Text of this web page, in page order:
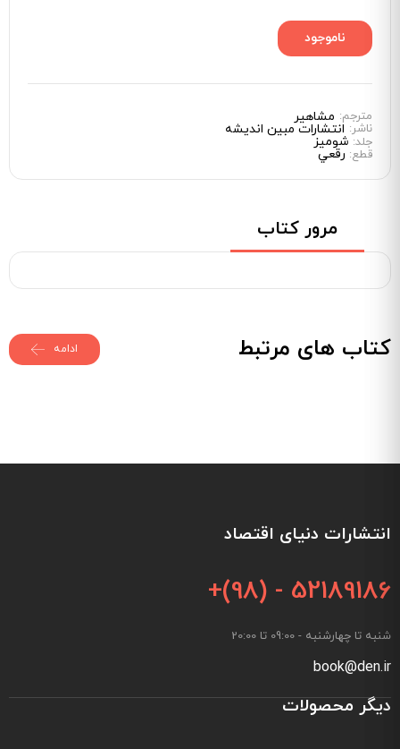
مترجم: مشاهیر
ناشر: انتشارات مبین اندیشه
جلد: شوميز
قطع: رقعي
مرور کتاب
کتاب های مرتبط ادامه
انتشارات دنیای اقتصاد
+(98) - 52189186
شنبه تا چهارشنبه - 09:00 تا 20:00
book@den.ir
دیگر محصولات